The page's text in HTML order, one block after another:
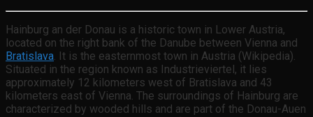
Hainburg an der Donau is a historic town in Lower Austria,
located on the right bank of the Danube between Vienna and
Bratislava . It is the easternmost town in Austria (Wikipedia).
Situated in the region known as Industrieviertel, it lies
approximately 12 kilometers west of Bratislava and 43
kilometers east of Vienna. The surroundings of Hainburg are
characterized by wooded hills and are part of the Donau-Auen